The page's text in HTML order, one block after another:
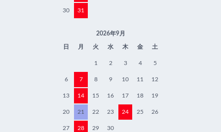
30 31
2026年9月
日 月 火 水 木 金 土
1 2 3 4 5
6 7 8 9 10 11 12
13 14 15 16 17 18 19
20 21 22 23 24 25 26
27 28 29 30